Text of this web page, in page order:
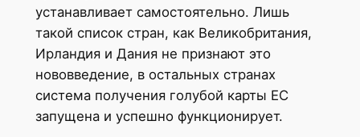
устанавливает самостоятельно. Лишь
такой список стран, как Великобритания,
Ирландия и Дания не признают это
нововведение, в остальных странах
система получения голубой карты ЕС
запущена и успешно функционирует.